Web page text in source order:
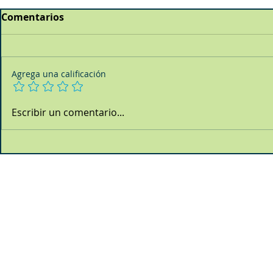
Comentarios
Agrega una calificación
Escribir un comentario...